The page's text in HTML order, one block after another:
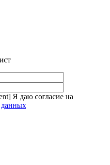
Я даю согласие на
данных